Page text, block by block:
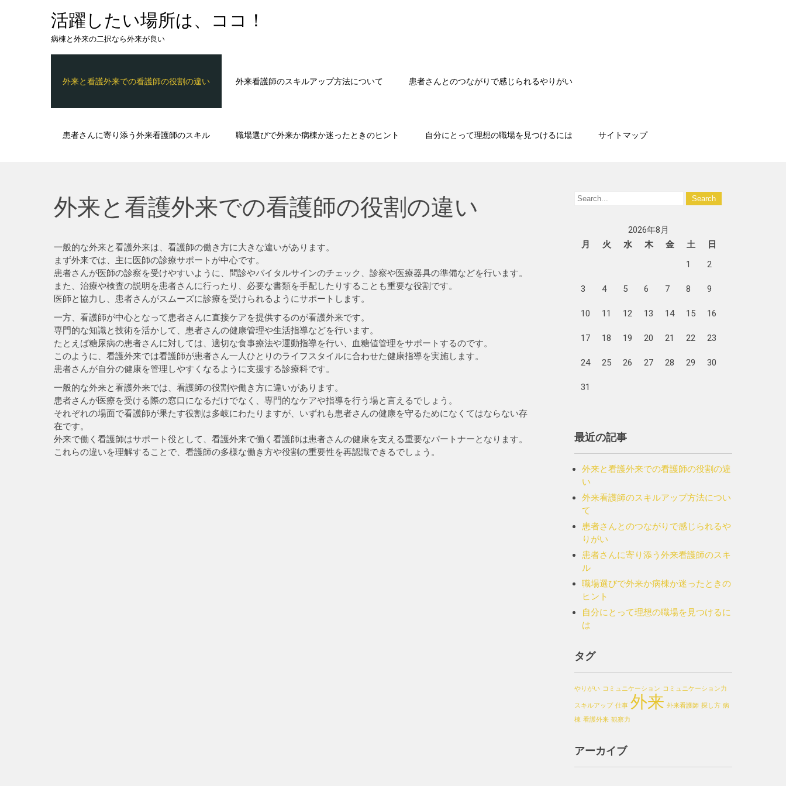
活躍したい場所は、ココ！
病棟と外来の二択なら外来が良い
外来と看護外来での看護師の役割の違い 外来看護師のスキルアップ方法について 患者さんとのつながりで感じられるやりがい
患者さんに寄り添う外来看護師のスキル 職場選びで外来か病棟か迷ったときのヒント 自分にとって理想の職場を見つけるには サイトマップ
外来と看護外来での看護師の役割の違い
一般的な外来と看護外来は、看護師の働き方に大きな違いがあります。
まず外来では、主に医師の診療サポートが中心です。
患者さんが医師の診察を受けやすいように、問診やバイタルサインのチェック、診察や医療器具の準備などを行います。
また、治療や検査の説明を患者さんに行ったり、必要な書類を手配したりすることも重要な役割です。
医師と協力し、患者さんがスムーズに診療を受けられるようにサポートします。
一方、看護師が中心となって患者さんに直接ケアを提供するのが看護外来です。
専門的な知識と技術を活かして、患者さんの健康管理や生活指導などを行います。
たとえば糖尿病の患者さんに対しては、適切な食事療法や運動指導を行い、血糖値管理をサポートするのです。
このように、看護外来では看護師が患者さん一人ひとりのライフスタイルに合わせた健康指導を実施します。
患者さんが自分の健康を管理しやすくなるように支援する診療科です。
一般的な外来と看護外来では、看護師の役割や働き方に違いがあります。
患者さんが医療を受ける際の窓口になるだけでなく、専門的なケアや指導を行う場と言えるでしょう。
それぞれの場面で看護師が果たす役割は多岐にわたりますが、いずれも患者さんの健康を守るためになくてはならない存
在です。
外来で働く看護師はサポート役として、看護外来で働く看護師は患者さんの健康を支える重要なパートナーとなります。
これらの違いを理解することで、看護師の多様な働き方や役割の重要性を再認識できるでしょう。
2026年8月
月
火 水 木 金 土
日
1
2
3 4 5 6 7 8 9
10 11 12 13 14 15 16
17 18 19 20 21 22 23
24 25 26 27 28 29 30
31
最近の記事
外来と看護外来での看護師の役割の違
い
外来看護師のスキルアップ方法につい
て
患者さんとのつながりで感じられるや
りがい
患者さんに寄り添う外来看護師のスキ
ル
職場選びで外来か病棟か迷ったときの
ヒント
自分にとって理想の職場を見つけるに
は
タグ
やりがい コミュニケーション コミュニケーション力
スキルアップ 仕事 外来 外来看護師 探し方 病
棟 看護外来 観察力
アーカイブ